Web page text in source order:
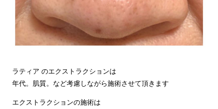
ラティア のエクストラクションは
年代。肌質。など考慮しながら施術させて頂きます
エクストラクションの施術は